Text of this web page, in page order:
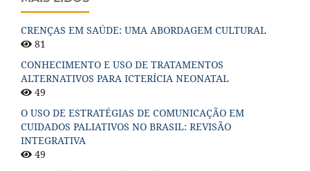
CRENÇAS EM SAÚDE: UMA ABORDAGEM CULTURAL
81
CONHECIMENTO E USO DE TRATAMENTOS
ALTERNATIVOS PARA ICTERÍCIA NEONATAL
49
O USO DE ESTRATÉGIAS DE COMUNICAÇÃO EM
CUIDADOS PALIATIVOS NO BRASIL: REVISÃO
INTEGRATIVA
49